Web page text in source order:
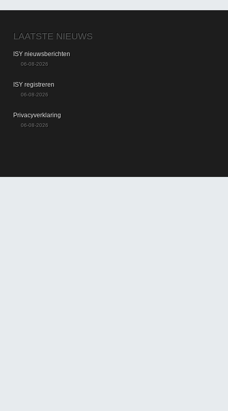
LAATSTE NIEUWS
ISY nieuwsberichten
06-08-2026
ISY registreren
06-08-2026
Privacyverklaring
06-08-2026